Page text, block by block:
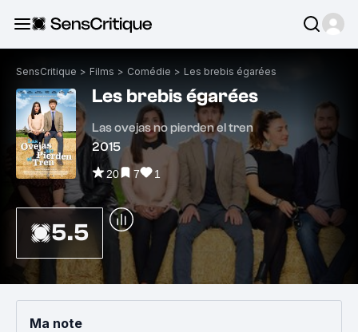
SensCritique > Films > Comédie > Les brebis égarées
Les brebis égarées
Las ovejas no pierden el tren
2015
20 7 1
5.5
Ma note